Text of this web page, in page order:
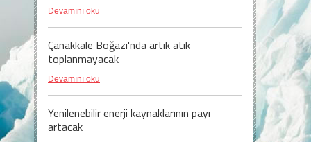
Devamını oku
Çanakkale Boğazı'nda artık atık
toplanmayacak
Devamını oku
Yenilenebilir enerji kaynaklarının payı
artacak